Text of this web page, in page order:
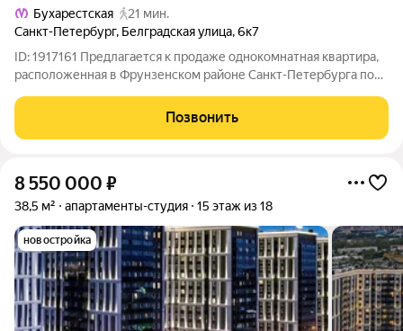
Бухарестская
21 мин.
Санкт-Петербург, Белградская улица,6к7
ID: 1917161 Предлагается к продаже однокомнатная квартира,
расположенная в Фрунзенском районе Санкт-Петербурга по
непосредственной близости от станции метро
«Международная», что обеспечивает
Позвонить
8 550 000 ₽
38,5 м² апартаменты-студия 15 этаж из 18
новостройка